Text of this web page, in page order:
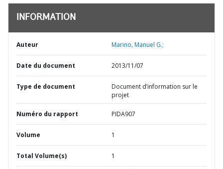
INFORMATION
Auteur Marino, Manuel G.;
Date du document 2013/11/07
Type de document
Document d’information sur le
projet
Numéro du rapport PIDA907
Volume 1
Total Volume(s) 1